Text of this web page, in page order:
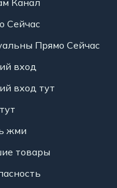
Канал
Сейчас
Прямо Сейчас
вход
вход тут
жми
товары